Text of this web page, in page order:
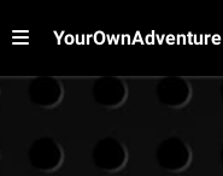
YourOwnAdventure